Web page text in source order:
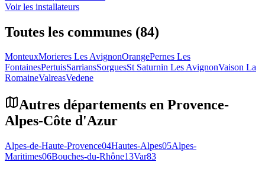
Voir les installateurs
Toutes les communes (84)
MonteuxMorieres Les AvignonOrangePernes Les
FontainesPertuisSarriansSorguesSt Saturnin Les AvignonVaison La
RomaineValreasVedene
Autres départements en Provence-
Alpes-Côte d'Azur
Alpes-de-Haute-Provence04Hautes-Alpes05Alpes-
Maritimes06Bouches-du-Rhône13Var83